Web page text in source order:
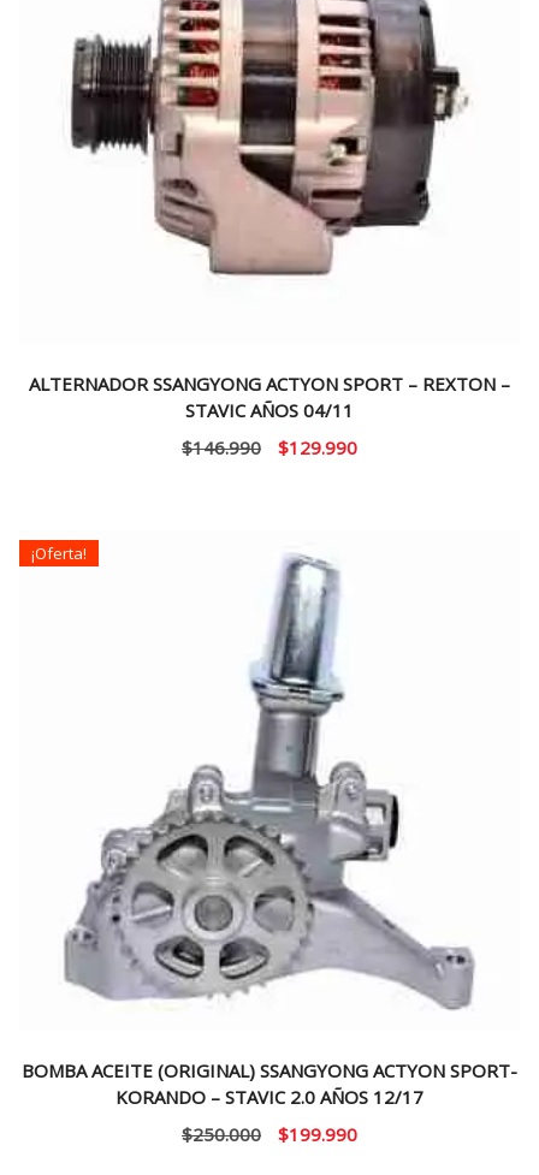
ALTERNADOR SSANGYONG ACTYON SPORT – REXTON –
STAVIC AÑOS 04/11
$146.990
El
$146.990.
$129.990El
¡Oferta!
BOMBA ACEITE (ORIGINAL) SSANGYONG ACTYON SPORT-
KORANDO – STAVIC 2.0 AÑOS 12/17
$250.000
El
$199.990El